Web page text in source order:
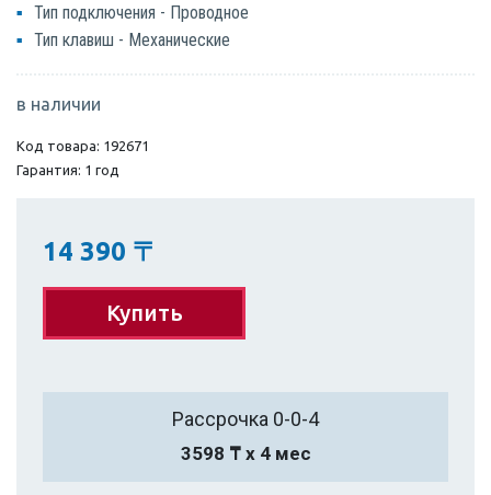
Тип подключения - Проводное
Тип клавиш - Механические
в наличии
Код товара: 192671
Гарантия: 1 год
14 390 〒
Купить
Рассрочка 0-0-4
3598 ₸ х 4 мес